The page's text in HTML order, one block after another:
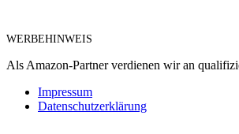
WERBEHINWEIS
Als Amazon-Partner verdienen wir an
Impressum
Datenschutzerklärung